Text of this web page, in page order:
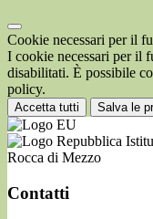
Cookie necessari per il
I cookie necessari per il
disabilitati. È possibile
policy.
Accetta tutti Salva le
Rocca di Mezzo
Contatti